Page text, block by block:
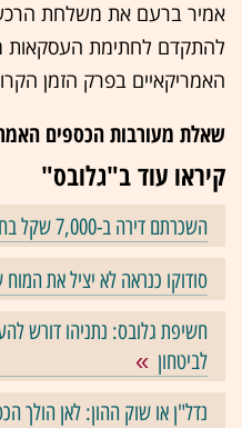
אמיר ברעם את משלחת
להתקדם לחתימת העסקאות
האמריקאיים בפרק הזמן
שאלת מעורבות הכספים
קיראו עוד ב"גלובס"
השכרתם דירה ב-7,000 שקל בחודש. כמה מס תשלמו?
סודוקו כנראה לא יציל את
לביטחון
נדל"ן או שוק ההון: לאן הולך